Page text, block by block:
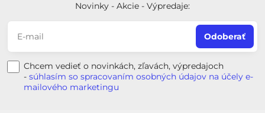
Novinky - Akcie - Výpredaje:
Odoberať
Chcem vedieť o novinkách, zľavách, výpredajoch
- súhlasím so spracovaním osobných údajov na účely e-
mailového marketingu